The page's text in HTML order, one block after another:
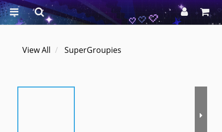
View All SuperGroupies